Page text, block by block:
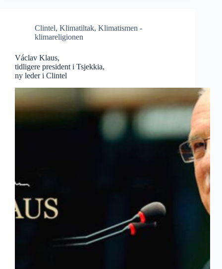
Clintel, Klimatiltak, Klimatismen -
klimareligionen
Václav Klaus,
tidligere president i Tsjekkia,
ny leder i Clintel